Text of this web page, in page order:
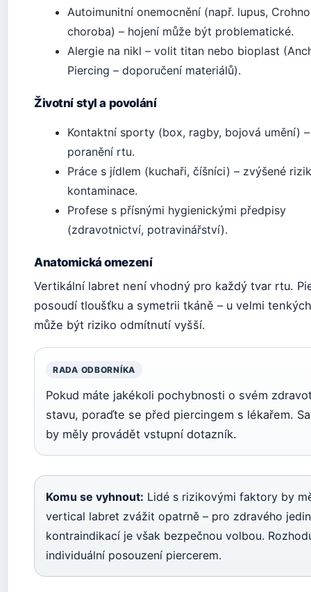
Autoimunitní onemocnění (např. lupus,
choroba) – hojení může být problematické.
Alergie na nikl – volit titan nebo bioplast
Piercing – doporučení materiálů).
Životní styl a povolání
Kontaktní sporty (box, ragby, bojová umění)
poranění rtu.
Práce s jídlem (kuchaři, číšníci) – zvýšené
kontaminace.
Profese s přísnými hygienickými předpisy
(zdravotnictví, potravinářství).
Anatomická omezení
Vertikální labret není vhodný pro každý tvar rtu.
posoudí tloušťku a symetrii tkáně – u velmi
může být riziko odmítnutí vyšší.
RADA ODBORNÍKA
Pokud máte jakékoli pochybnosti o svém
stavu, poraďte se před piercingem s lékařem.
by měly provádět vstupní dotazník.
Komu se vyhnout: Lidé s rizikovými faktory by
vertical labret zvážit opatrně – pro zdravého
kontraindikací je však bezpečnou volbou.
individuální posouzení piercerem.